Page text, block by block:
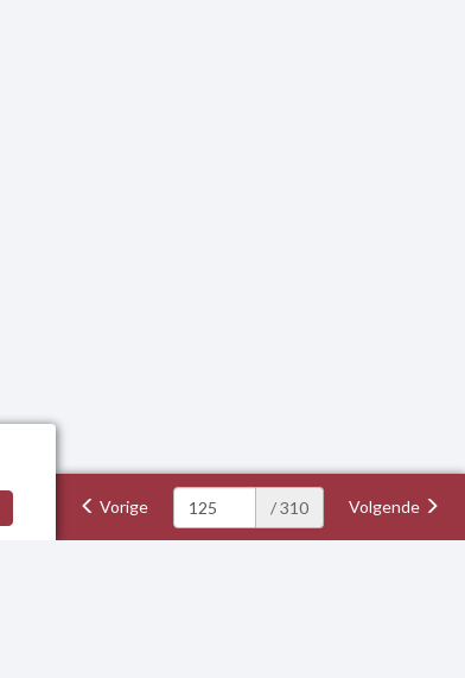
Vorige / 310 Volgende